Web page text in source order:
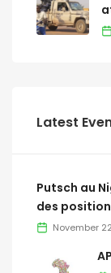
Latest
Putsch au
des
November